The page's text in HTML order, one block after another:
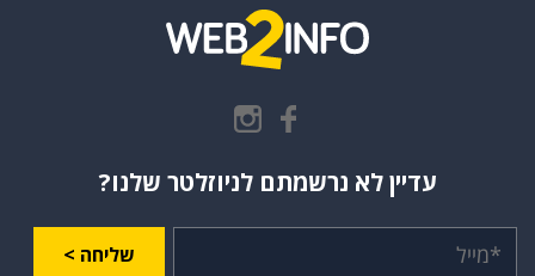
עדיין לא נרשמתם לניוזלטר שלנו?
שליחה >